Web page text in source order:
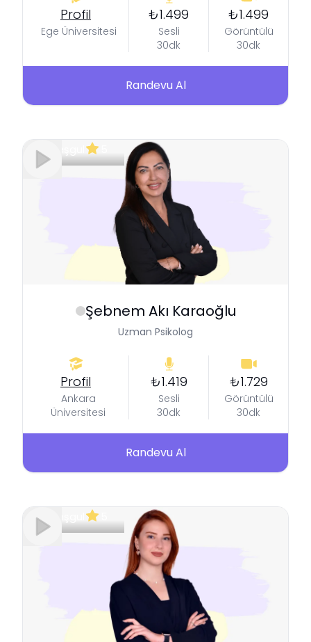
Profil
Ege Üniversitesi
₺1.499
Sesli
30dk
₺1.499
Görüntülü
30dk
Randevu Al
Şebnem Akı Karaoğlu
Uzman Psikolog
Profil
Ankara
Üniversitesi
₺1.419
Sesli
30dk
₺1.729
Görüntülü
30dk
Randevu Al